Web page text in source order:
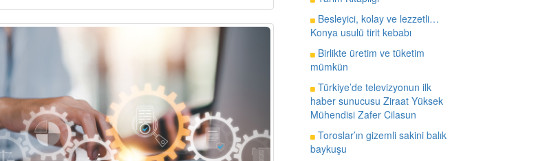
Besleyici, kolay ve lezzetli…
Konya usulü tirit kebabı
Birlikte üretim ve tüketim
mümkün
Türkiye’de televizyonun ilk
haber sunucusu Ziraat Yüksek
Mühendisi Zafer Cilasun
Toroslar’ın gizemli sakini balık
baykuşu